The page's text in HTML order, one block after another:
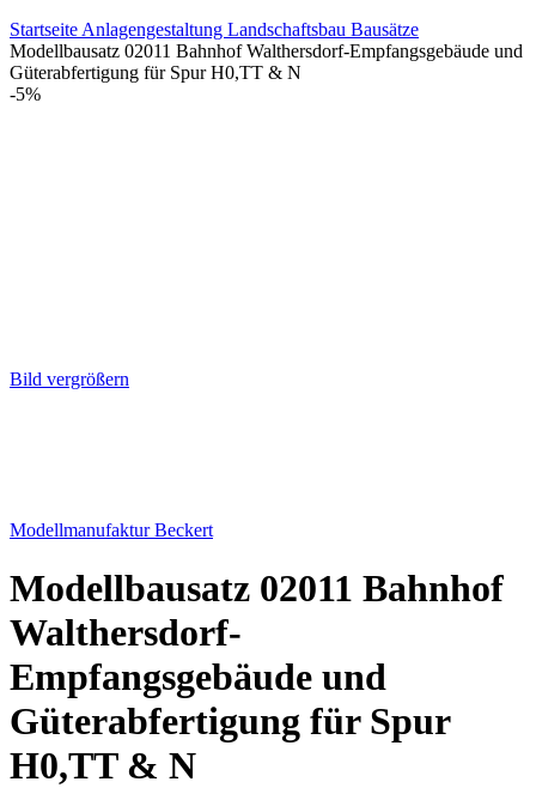
Startseite Anlagengestaltung Landschaftsbau Bausätze
Modellbausatz 02011 Bahnhof Walthersdorf-Empfangsgebäude und
Güterabfertigung für Spur H0,TT & N
-5%
Bild vergrößern
Modellmanufaktur Beckert
Modellbausatz 02011 Bahnhof
Walthersdorf-
Empfangsgebäude und
Güterabfertigung für Spur
H0,TT & N